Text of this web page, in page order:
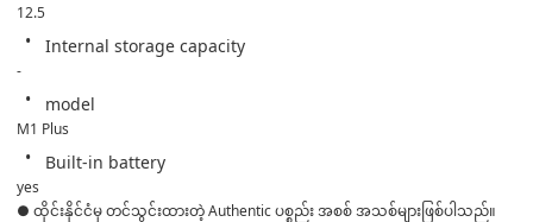
12.5
Internal storage capacity
-
model
M1 Plus
Built-in battery
yes
● ထိုင်းနိုင်ငံမှ တင်သွင်းထားတဲ့ Authentic ပစ္စည်း အစစ် အသစ်များဖြစ်ပါသည်။